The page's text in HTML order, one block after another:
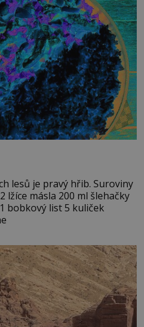
je pravý hřib. Suroviny
lžíce másla 200 ml šlehačky
bobkový list 5 kuliček